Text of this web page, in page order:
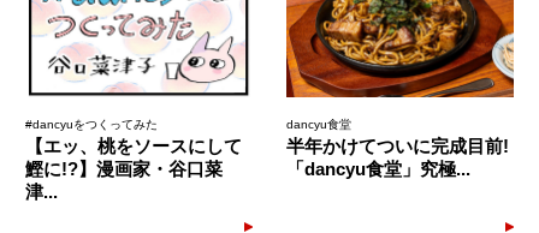
#dancyuをつくってみた
【エッ、桃をソースにして
鰹に!?】漫画家・谷口菜
津...
dancyu食堂
半年かけてついに完成目前!
「dancyu食堂」究極...